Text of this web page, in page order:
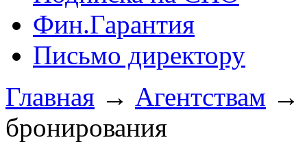
Фин.Гарантия
Письмо директору
Главная → Агентствам →
бронирования